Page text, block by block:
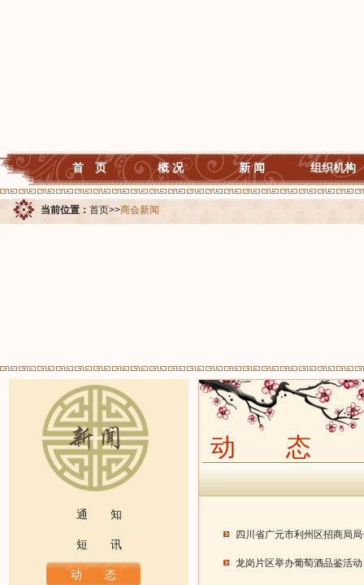
首 页 概 况 新 闻 组织机构
当前位置： 首页>>商会新闻
通 知
短 讯
动 态
动 态
四川省广元市利州区招商局
龙岗片区举办葡萄酒品鉴活动